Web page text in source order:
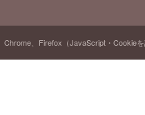
、Firefox（JavaScript・Cookie